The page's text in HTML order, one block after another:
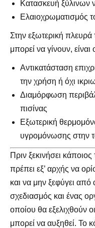
Κατασκευή ξύλινων
Ελαιοχρωματισμός
Στην εξωτερική πλευρά
μπορεί να γίνουν, είναι
Αντικατάσταση
την χρήση ή όχι
Διαμόρφωση
πισίνας
Εξωτερική
υγρομόνωσης στην
Πριν ξεκινήσει κάποιος
πρέπει εξ’ αρχής να
και να μην ξεφύγει από
σχεδιασμός και ένας
οποίου θα εξελιχθούν
μπορεί να αυξηθεί. Το